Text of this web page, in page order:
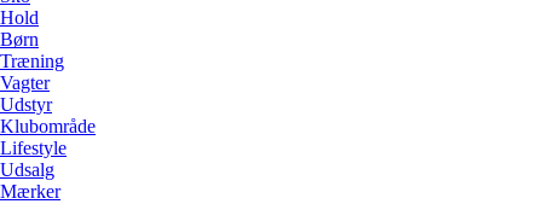
Hold
Børn
Træning
Vagter
Udstyr
Klubområde
Lifestyle
Udsalg
Mærker